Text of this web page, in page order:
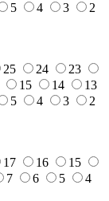
5 4 3
2
25 24
23
15 14
13
5 4 3
2
17 16
15
7 6 5
4